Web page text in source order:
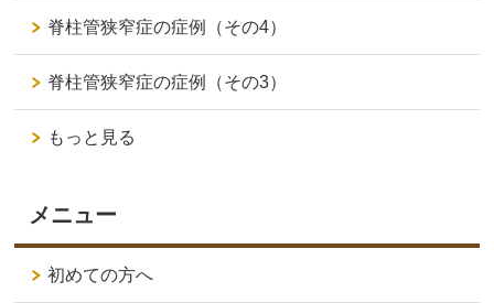
脊柱管狭窄症の症例（その4）
脊柱管狭窄症の症例（その3）
もっと見る
メニュー
初めての方へ